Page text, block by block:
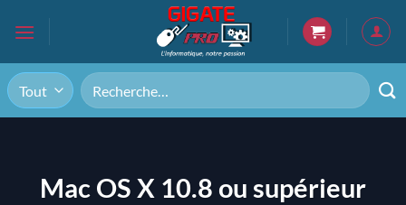
Recherche
pour :
Mac OS X 10.8 ou supérieur